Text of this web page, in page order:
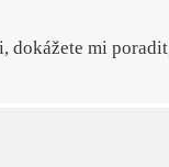
dokážete mi